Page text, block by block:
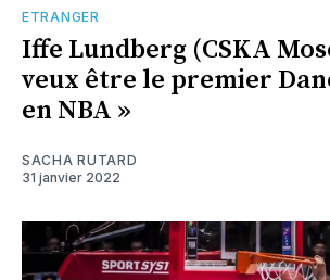
ETRANGER
Iffe Lundberg (CSKA
veux être le premier
en NBA »
SACHA RUTARD
31 janvier 2022